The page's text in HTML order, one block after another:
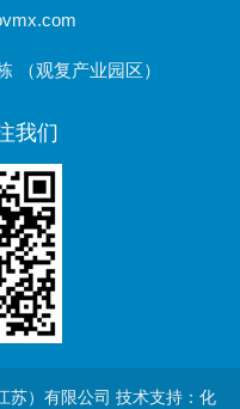
（观复产业园区）
我们
苏）有限公司 技术支持：化